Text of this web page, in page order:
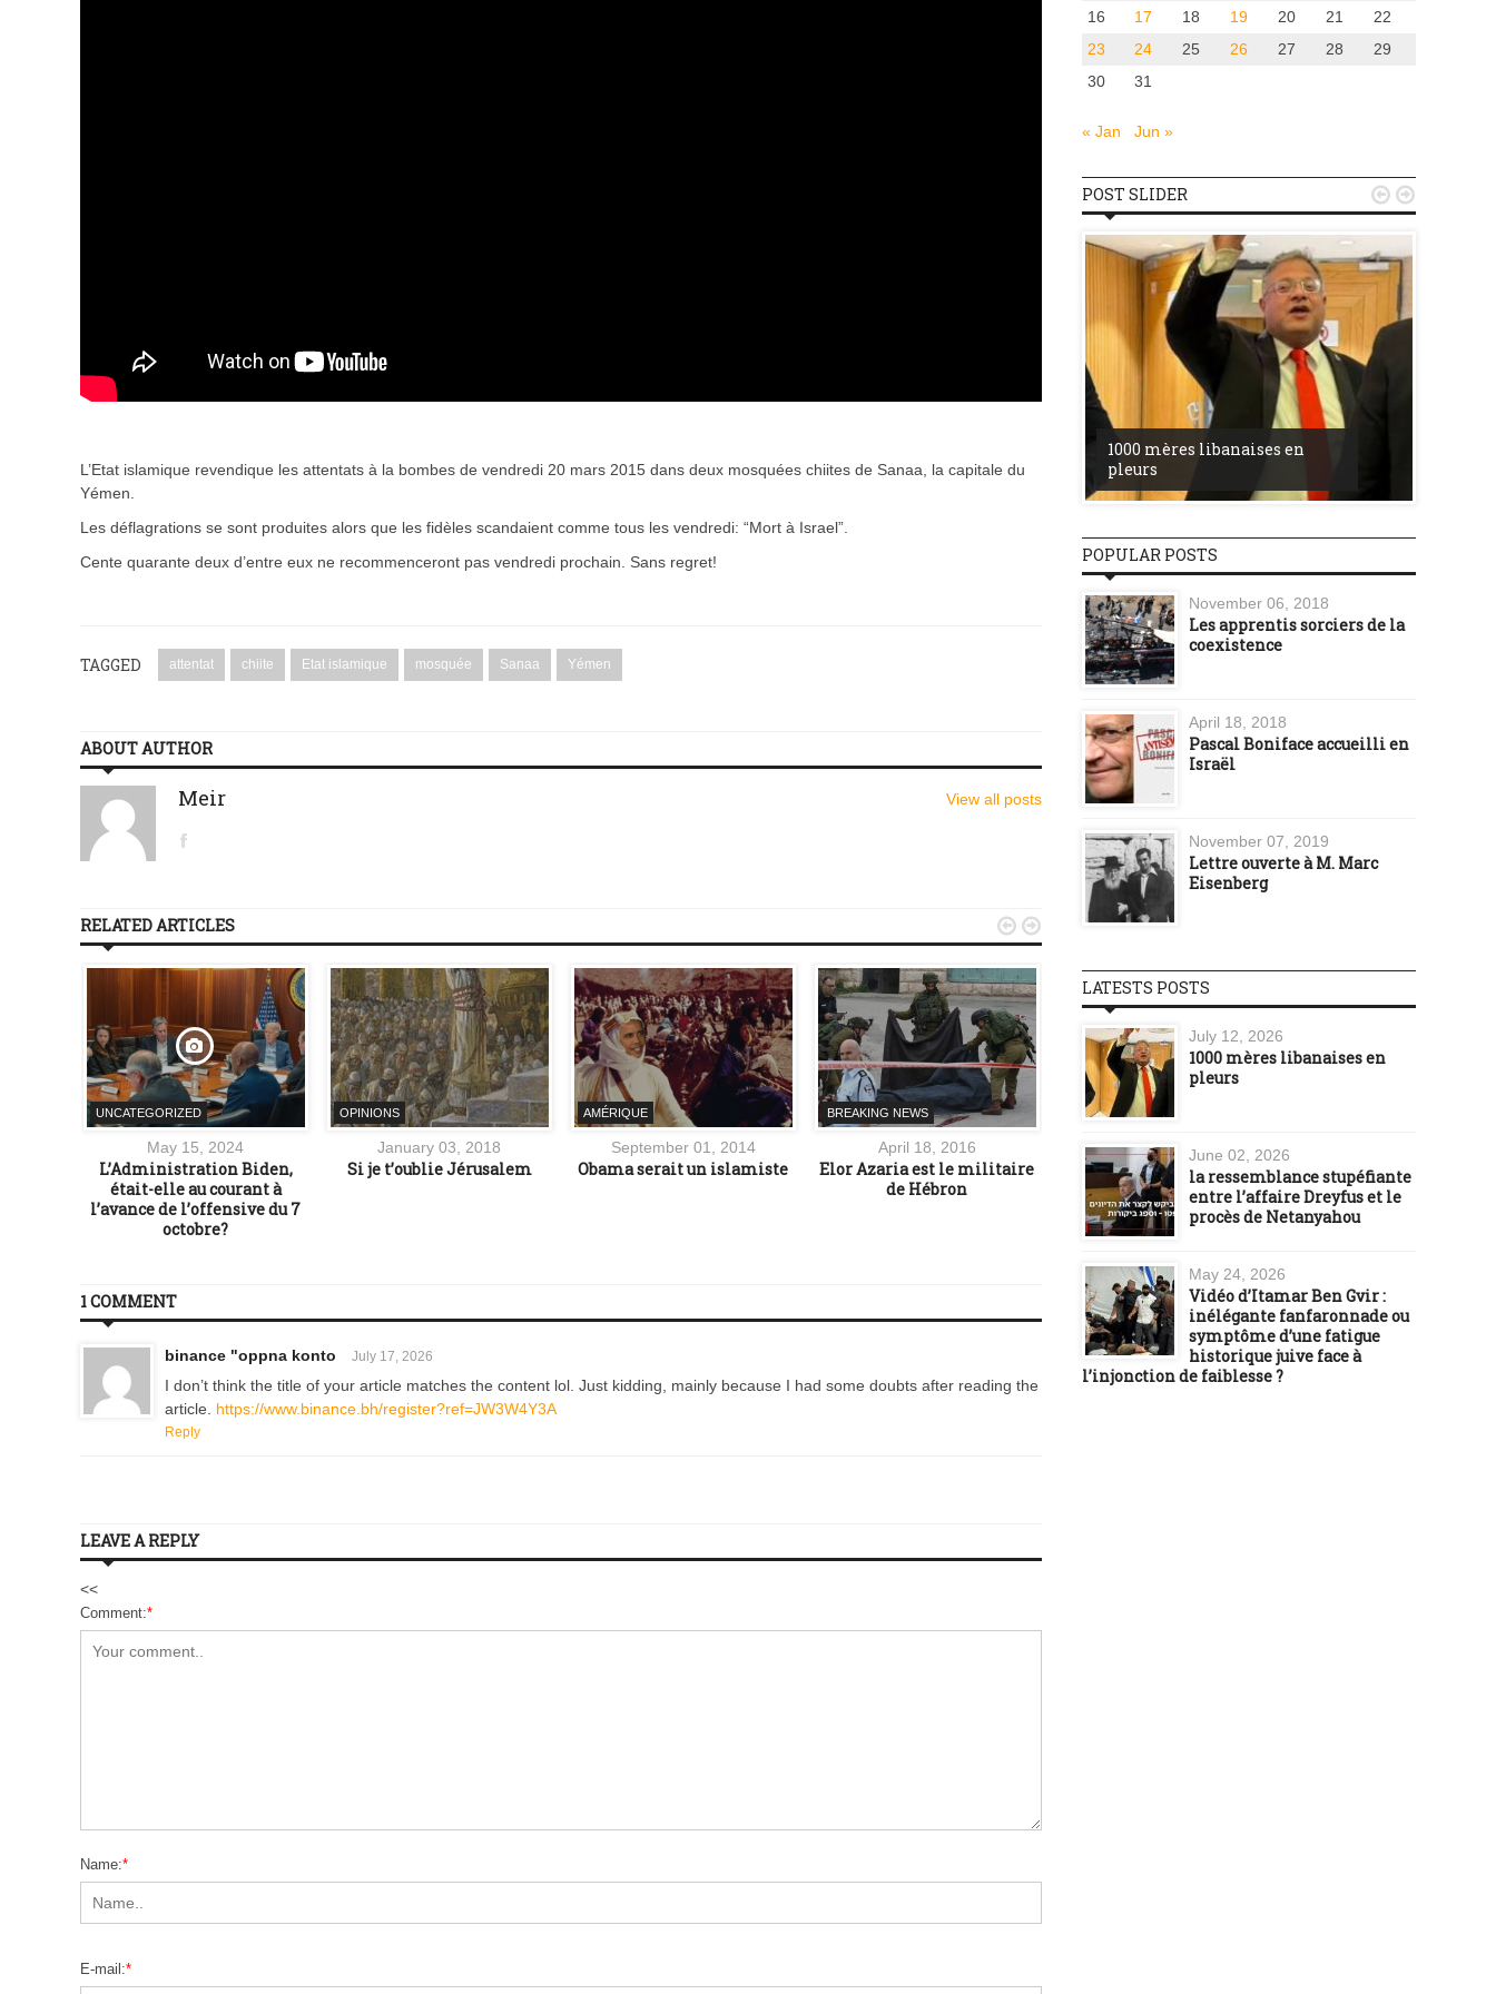
L’Etat islamique revendique les attentats à la bombes de vendredi 20 mars 2015 dans deux mosquées chiites de Sanaa, la capitale du
Yémen.
Les déflagrations se sont produites alors que les fidèles scandaient comme tous les vendredi: “Mort à Israel”.
Cente quarante deux d’entre eux ne recommenceront pas vendredi prochain. Sans regret!
TAGGED attentat chiite Etat islamique mosquée Sanaa Yémen
ABOUT AUTHOR
Meir View all posts
RELATED ARTICLES
UNCATEGORIZED
May 15, 2024
L’Administration Biden,
était-elle au courant à
l’avance de l’offensive du 7
octobre?
OPINIONS
January 03, 2018
Si je t’oublie Jérusalem
AMÉRIQUE
September 01, 2014
Obama serait un islamiste
BREAKING NEWS
April 18, 2016
Elor Azaria est le militaire
de Hébron
INTERNATIONAL
September 12, 2012
L’ambassadeur des Etats-
Unis tué en Lybie
Les composantes de la
du Hamas
 
1 COMMENT
binance "oppna konto July 17, 2026
I don’t think the title of your article matches the content lol. Just kidding, mainly because I had some doubts after reading the
article. https://www.binance.bh/register?ref=JW3W4Y3A
Reply
LEAVE A REPLY
<<
Comment:*
Name:*
E-mail:*
16
17 18 19 20 21
22
23
24 25 26 27 28
29
30
31
« Jan Jun »
POST SLIDER
inélégante fanfaronnade ou
l’injonction de faiblesse ?
1000 mères libanaises en
pleurs
 
POPULAR POSTS
November 06, 2018
Les apprentis sorciers de la
coexistence
April 18, 2018
Pascal Boniface accueilli en
Israël
November 07, 2019
Lettre ouverte à M. Marc
Eisenberg
LATESTS POSTS
July 12, 2026
1000 mères libanaises en
pleurs
June 02, 2026
la ressemblance stupéfiante
entre l’affaire Dreyfus et le
procès de Netanyahou
May 24, 2026
Vidéo d’Itamar Ben Gvir :
inélégante fanfaronnade ou
symptôme d’une fatigue
historique juive face à
l’injonction de faiblesse ?